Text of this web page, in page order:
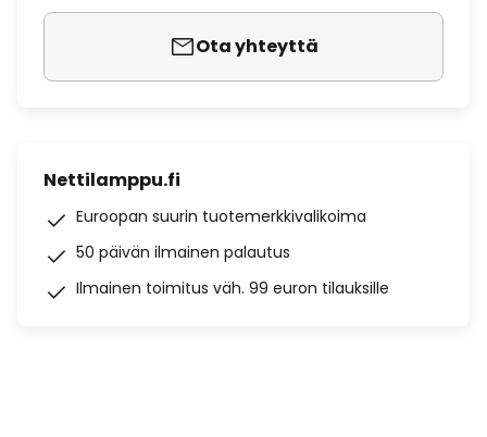
Ota yhteyttä
Nettilamppu.fi
Euroopan suurin tuotemerkkivalikoima
50 päivän ilmainen palautus
Ilmainen toimitus väh. 99 euron tilauksille